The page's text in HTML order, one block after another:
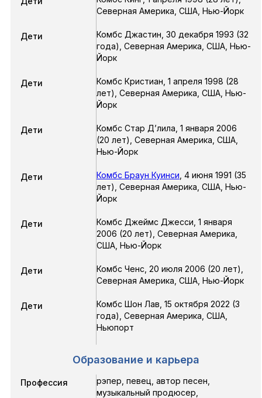
Северная Америка, США, Нью-Йорк
Дети Комбс Джастин 30 декабря 1993 (32
года), Северная Америка, США, Нью-
Йорк
Дети Комбс Кристиан 1 апреля 1998 (28
лет), Северная Америка, США, Нью-
Йорк
Дети Комбс Стар Д’лила 1 января 2006
(20 лет), Северная Америка, США,
Нью-Йорк
Дети Комбс Браун Куинси 4 июня 1991 (35
лет), Северная Америка, США, Нью-
Йорк
Дети Комбс Джеймс Джесси 1 января
2006 (20 лет), Северная Америка,
США, Нью-Йорк
Дети Комбс Ченс 20 июля 2006 (20 лет),
Северная Америка, США, Нью-Йорк
Дети Комбс Шон Лав 15 октября 2022 (3
года), Северная Америка, США,
Ньюпорт
Образование и карьера
Профессия
рэпер, певец, автор песен,
музыкальный продюсер,